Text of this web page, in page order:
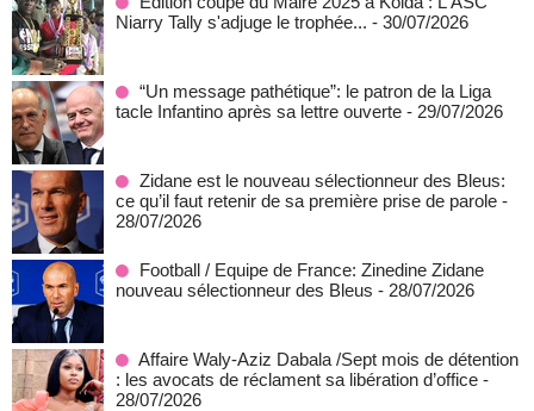
Niarry Tally s'adjuge le trophée... - 30/07/2026
“Un message pathétique”: le patron de la Liga
tacle Infantino après sa lettre ouverte - 29/07/2026
Zidane est le nouveau sélectionneur des Bleus:
ce qu’il faut retenir de sa première prise de parole -
28/07/2026
Football / Equipe de France: Zinedine Zidane
nouveau sélectionneur des Bleus - 28/07/2026
Affaire Waly-Aziz Dabala /Sept mois de détention
: les avocats de réclament sa libération d’office -
28/07/2026